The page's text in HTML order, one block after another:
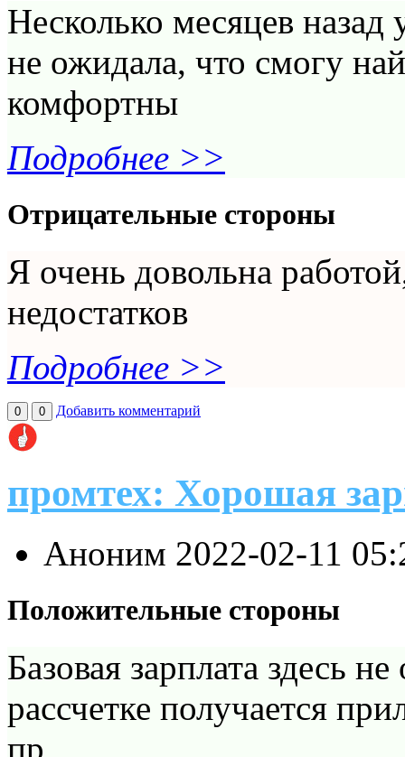
Несколько месяцев
не ожидала, что смогу
комфортны
Подробнее >>
Отрицательные стороны
Я очень довольна
недостатков
Подробнее >>
0 0 Добавить комментарий
промтех: Хорошая
Аноним 2022-02-11
Положительные стороны
Базовая зарплата здесь
рассчетке получается
пр